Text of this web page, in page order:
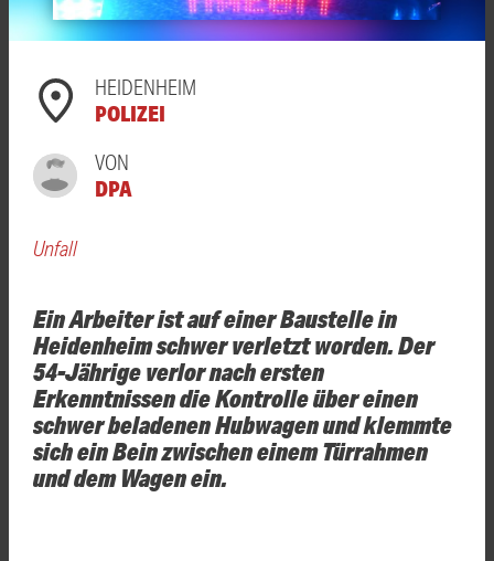
HEIDENHEIM
POLIZEI
VON
DPA
Unfall
Ein Arbeiter ist auf einer Baustelle in
Heidenheim schwer verletzt worden. Der
54-Jährige verlor nach ersten
Erkenntnissen die Kontrolle über einen
schwer beladenen Hubwagen und klemmte
sich ein Bein zwischen einem Türrahmen
und dem Wagen ein.